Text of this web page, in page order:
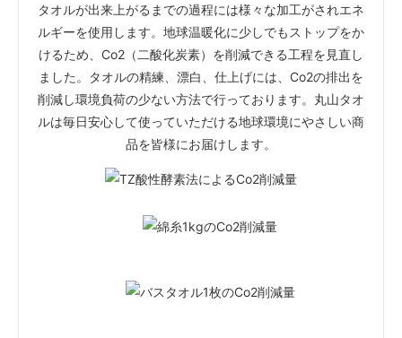
タオルが出来上がるまでの過程には様々な加工がされエネ
ルギーを使用します。地球温暖化に少しでもストップをか
けるため、Co2（二酸化炭素）を削減できる工程を見直し
ました。タオルの精練、漂白、仕上げには、Co2の排出を
削減し環境負荷の少ない方法で行っております。丸山タオ
ルは毎日安心して使っていただける地球環境にやさしい商
品を皆様にお届けします。